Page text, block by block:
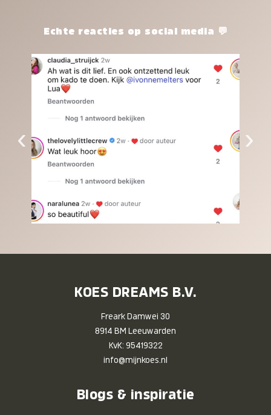
het waard.Echte reacties op social media 💬
‹ ›
KOES DREAMS B.V.
Freark Damwei 30
8914 BM Leeuwarden
KvK: 95419322
info@mijnkoes.nl
Blogs & inspiratie